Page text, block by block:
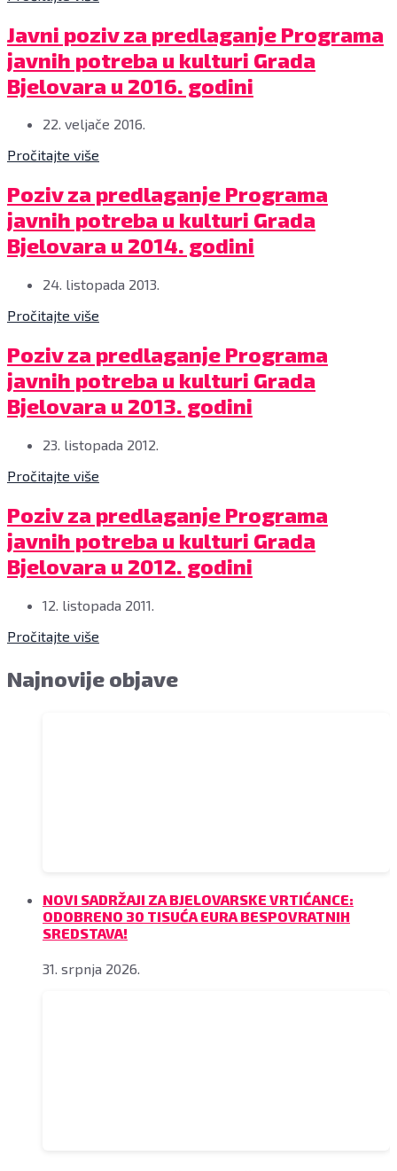
Natječaji
Javni poziv za predlaganje Programa
javnih potreba u kulturi Grada
Bjelovara u 2016. godini
22. veljače 2016.
Pročitajte više
Natječaji
Poziv za predlaganje Programa
javnih potreba u kulturi Grada
Bjelovara u 2014. godini
24. listopada 2013.
Pročitajte više
Natječaji
Poziv za predlaganje Programa
javnih potreba u kulturi Grada
Bjelovara u 2013. godini
23. listopada 2012.
Pročitajte više
Natječaji
Poziv za predlaganje Programa
javnih potreba u kulturi Grada
Bjelovara u 2012. godini
12. listopada 2011.
Pročitajte više
Najnovije objave
NOVI SADRŽAJI ZA BJELOVARSKE VRTIĆANCE:
ODOBRENO 30 TISUĆA EURA BESPOVRATNIH
SREDSTAVA!
31. srpnja 2026.